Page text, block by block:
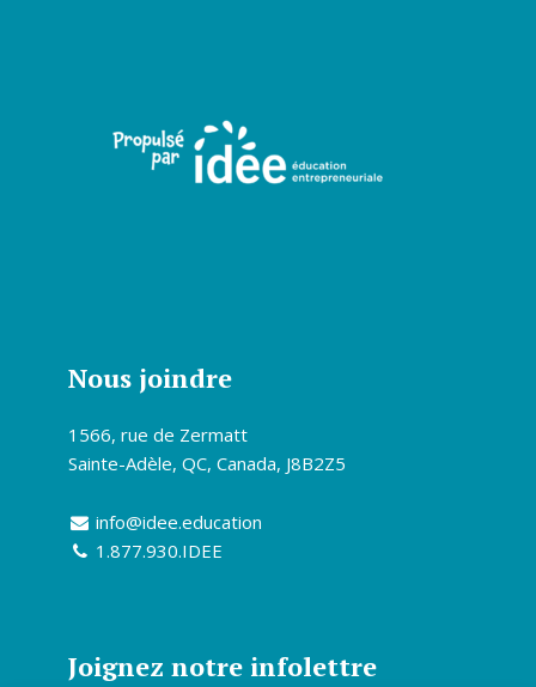
Nous joindre
1566, rue de Zermatt
Sainte-Adèle, QC, Canada, J8B2Z5
info@idee.education
1.877.930.IDEE
Joignez notre infolettre